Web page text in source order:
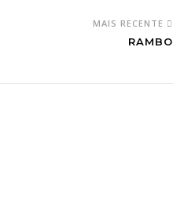
MAIS RECENTE
RAMBO